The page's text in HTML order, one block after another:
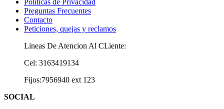
Políticas de Privacidad
Preguntas Frecuentes
Contacto
Peticiones, quejas y reclamos
Lineas De Atencion Al CLiente:
Cel: 3163419134
Fijos:7956940 ext 123
SOCIAL